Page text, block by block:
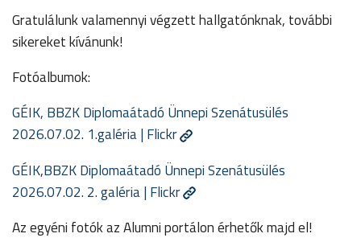
Gratulálunk valamennyi végzett hallgatónknak, további
sikereket kívánunk!
Fotóalbumok:
GÉIK, BBZK Diplomaátadó Ünnepi Szenátusülés
2026.07.02. 1.galéria | Flickr
GÉIK,BBZK Diplomaátadó Ünnepi Szenátusülés
2026.07.02. 2. galéria | Flickr
Az egyéni fotók az Alumni portálon érhetők majd el!